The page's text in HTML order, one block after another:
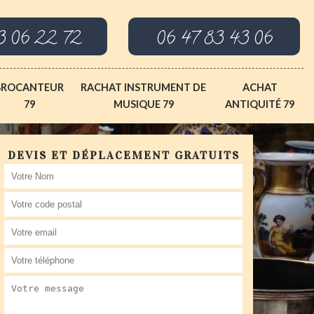
06 22 72 06 47 83 43 06
79
RACHAT INSTRUMENT DE
MUSIQUE 79
ACHAT
ANTIQUITÉ 79
DEVIS ET DÉPLACEMENT GRATUITS